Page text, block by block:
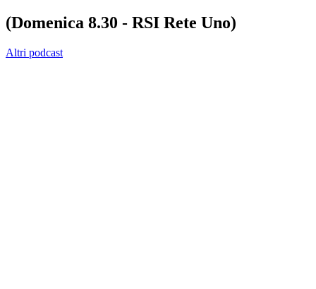
(Domenica 8.30 - RSI Rete Uno)
Altri podcast